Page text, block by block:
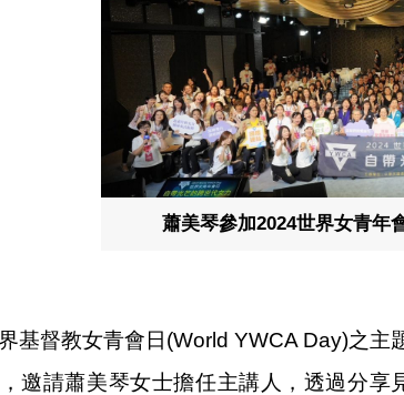
蕭美琴參加2024世界女青年
基督教女青會日(World YWCA Day)之
邀請蕭美琴女士擔任主講人，透過分